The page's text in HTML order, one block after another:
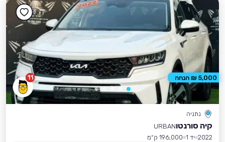
11
נתניה
קיה סורנטוURBAN
2022 יד 1
196,000 ק״מ
5,000 ₪ הנחה